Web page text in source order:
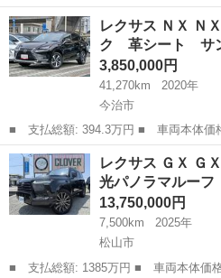
ー名： レクサス ■ 車種名： ＬＳ
■ 排気量： 4600cc ■ ドア枚数：
愛媛 四国中央市
レクサス ＮＸ Ｎ
ク 革シート サ
3,850,000円
41,270km
2020年
今治市
■ 支払総額: 394.3万円 ■ 車両本体価格： 3,850,000 円 ■ メーカ
ー名： レクサス ■ 車種名： ＮＸ
０ スパイス＆シック 革シート サ
ナビ ＤＶ...
愛媛 今治市 レクサス
レクサス ＧＸ
光パノラマルー
13,750,000円
7,500km
2025年
松山市
■ 支払総額: 1385万円 ■ 車両本体価格： 13,750,000 円 ■ メーカ